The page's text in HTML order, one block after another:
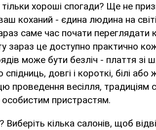
хороші спогади? Ще не
коханий - єдина людина на
саме час почати переглядати
зараз це доступно практично
може бути безліч - плаття зі
спідниць, довгі і короткі, білі
проведення весілля, традиціям
особистим пристрастям.
кілька салонів, щоб